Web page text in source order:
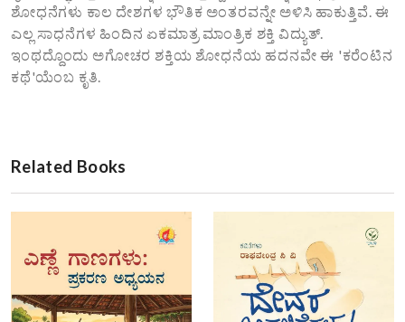
ಶೋಧನೆಗಳು ಕಾಲ ದೇಶಗಳ ಭೌತಿಕ ಅಂತರವನ್ನೇ ಅಳಿಸಿ ಹಾಕುತ್ತಿವೆ. ಈ
ಎಲ್ಲ ಸಾಧನೆಗಳ ಹಿಂದಿನ ಏಕಮಾತ್ರ ಮಾಂತ್ರಿಕ ಶಕ್ತಿ ವಿದ್ಯುತ್.
ಇಂಥದ್ದೊಂದು ಅಗೋಚರ ಶಕ್ತಿಯ ಶೋಧನೆಯ ಹದನವೇ ಈ 'ಕರೆಂಟಿನ
ಕಥೆ'ಯೆಂಬ ಕೃತಿ.
Related Books